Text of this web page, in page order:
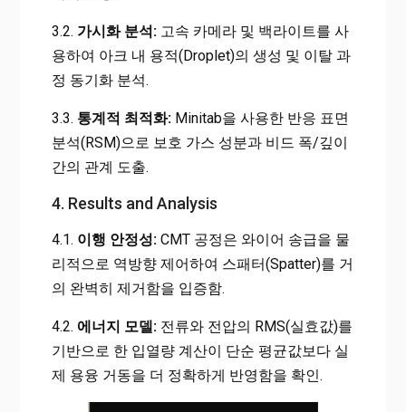
3.2. 가시화 분석:고속 카메라 및 백라이트를 사
용하여 아크 내 용적(Droplet)의 생성 및 이탈 과
정 동기화 분석.
3.3. 통계적 최적화:Minitab을 사용한 반응 표면
분석(RSM)으로 보호 가스 성분과 비드 폭/깊이
간의 관계 도출.
4. Results and Analysis
4.1. 이행 안정성:CMT 공정은 와이어 송급을 물
리적으로 역방향 제어하여 스패터(Spatter)를 거
의 완벽히 제거함을 입증함.
4.2. 에너지 모델:전류와 전압의 RMS(실효값)를
기반으로 한 입열량 계산이 단순 평균값보다 실
제 용융 거동을 더 정확하게 반영함을 확인.